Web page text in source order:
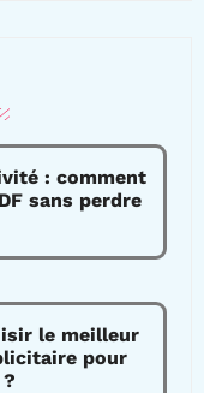
: comment
sans perdre
le meilleur
pour